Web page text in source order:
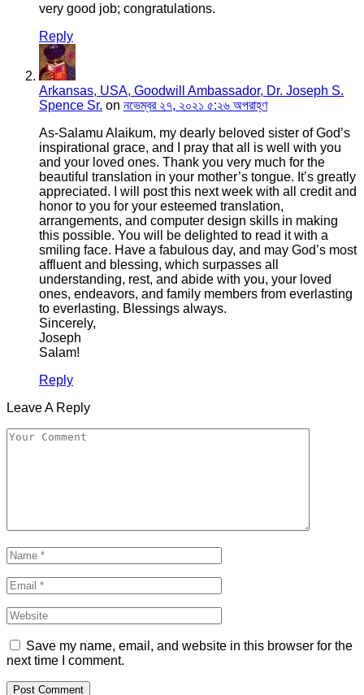
very good job; congratulations.
Reply
Arkansas, USA, Goodwill Ambassador, Dr. Joseph S.
Spence Sr. on নভেম্বর ২৭, ২০২১ ৫:২৬ অপরাহ্ণ
As-Salamu Alaikum, my dearly beloved sister of God’s
inspirational grace, and I pray that all is well with you
and your loved ones. Thank you very much for the
beautiful translation in your mother’s tongue. It’s greatly
appreciated. I will post this next week with all credit and
honor to you for your esteemed translation,
arrangements, and computer design skills in making
this possible. You will be delighted to read it with a
smiling face. Have a fabulous day, and may God’s most
affluent and blessing, which surpasses all
understanding, rest, and abide with you, your loved
ones, endeavors, and family members from everlasting
to everlasting. Blessings always.
Sincerely,
Joseph
Salam!
Reply
Leave A Reply
Save my name, email, and website in this browser for the
next time I comment.